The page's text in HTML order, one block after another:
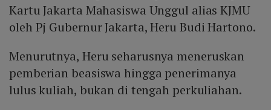
Kartu Jakarta Mahasiswa Unggul alias KJMU
oleh Pj Gubernur Jakarta, Heru Budi Hartono.
Menurutnya, Heru seharusnya meneruskan
pemberian beasiswa hingga penerimanya
lulus kuliah, bukan di tengah perkuliahan.